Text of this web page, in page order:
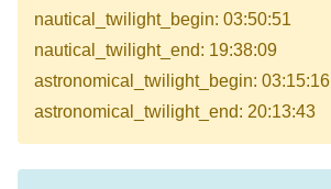
nautical_twilight_begin: 03:50:51
nautical_twilight_end: 19:38:09
astronomical_twilight_begin: 03:15:16
astronomical_twilight_end: 20:13:43